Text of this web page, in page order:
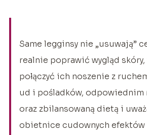
Same legginsy nie „usuwają”
realnie poprawić wygląd
połączyć ich noszenie z
ud i pośladków, odpowiednim
oraz zbilansowaną dietą i
obietnice cudownych efektów